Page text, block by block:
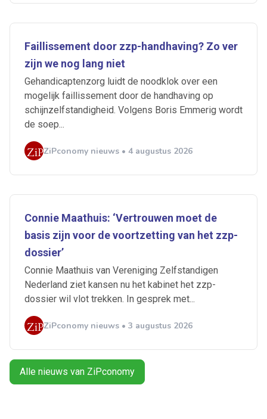
Faillissement door zzp-handhaving? Zo ver
zijn we nog lang niet
Gehandicaptenzorg luidt de noodklok over een
mogelijk faillissement door de handhaving op
schijnzelfstandigheid. Volgens Boris Emmerig wordt
de soep...
ZiPconomy nieuws • 4 augustus 2026
Connie Maathuis: ‘Vertrouwen moet de
basis zijn voor de voortzetting van het zzp-
dossier’
Connie Maathuis van Vereniging Zelfstandigen
Nederland ziet kansen nu het kabinet het zzp-
dossier wil vlot trekken. In gesprek met...
ZiPconomy nieuws • 3 augustus 2026
Alle nieuws van ZiPconomy
Alerts ontvangen
Artikelen zoeken
Alles
Doorzaam
Normering Arbeid
ZiPconomy